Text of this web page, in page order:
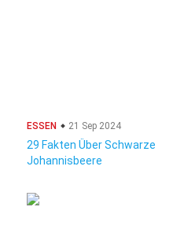
ESSEN 21 Sep 2024
29 Fakten Über Schwarze
Johannisbeere